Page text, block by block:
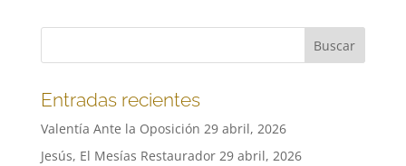
Entradas recientes
Valentía Ante la Oposición 29 abril, 2026
Jesús, El Mesías Restaurador 29 abril, 2026